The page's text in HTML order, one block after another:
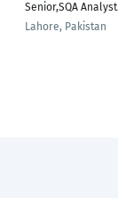
Senior,SQA
Lahore, Pakistan